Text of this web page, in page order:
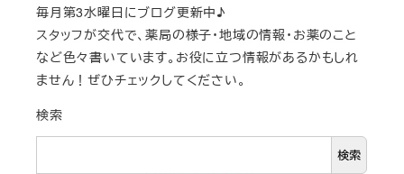
毎月第3水曜日にブログ更新中♪
スタッフが交代で、薬局の様子・地域の情報・お薬のこと
など色々書いています。お役に立つ情報があるかもしれ
ません！ぜひチェックしてください。
検索
検索